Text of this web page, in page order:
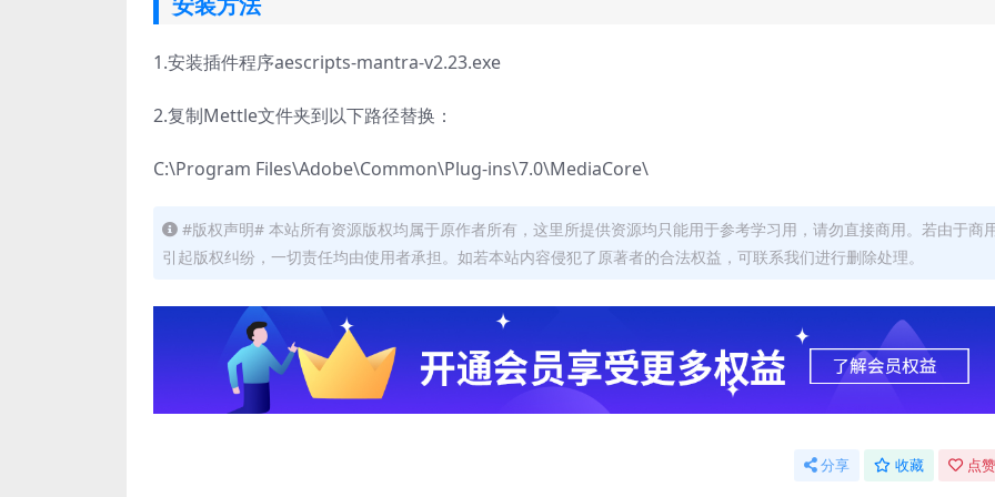
1.安装插件程序aescripts-mantra-v2.23.exe
2.复制Mettle文件夹到以下路径替换：
C:\Program Files\Adobe\Common\Plug-ins\7.0\MediaCore\
#版权声明# 本站所有资源版权均属于原作者所有，这里所提供资源均只能用于参考学习用，请勿直接商用。若由于商
引起版权纠纷，一切责任均由使用者承担。如若本站内容侵犯了原著者的合法权益，可联系我们进行删除处理。
分享 收藏 点